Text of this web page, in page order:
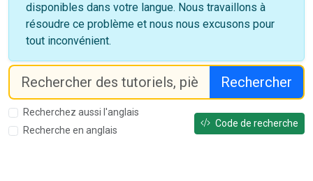
disponibles dans votre langue. Nous travaillons à
résoudre ce problème et nous nous excusons pour
tout inconvénient.
Rechercher
Recherchez aussi l'anglais
Recherche en anglais
Code de recherche